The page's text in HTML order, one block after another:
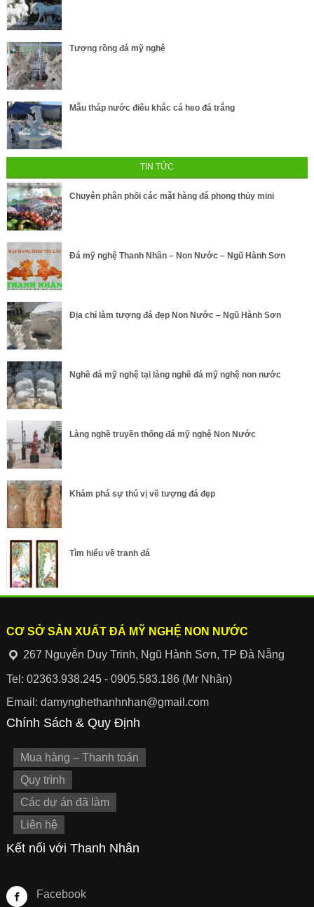
Tượng rồng đá mỹ nghệ
Mẫu tháp nước điêu khắc cá heo đá trắng
TIN TỨC
Chuyên phân phối các mặt hàng đá phong thủy mini
Đá mỹ nghệ Thanh Nhân – Non Nước – Ngũ Hành Sơn
Địa chỉ làm tượng đá đẹp Non Nước – Ngũ Hành Sơn
Nghề đá mỹ nghệ tại làng nghề đá mỹ nghệ non nước
Làng nghề truyền thống đá mỹ nghệ Non Nước
Khám phá sự thú vị về tượng đá đẹp
Tìm hiểu về tranh đá
CƠ SỞ SẢN XUẤT ĐÁ MỸ NGHỆ NON NƯỚC
267 Nguyễn Duy Trinh, Ngũ Hành Sơn, TP Đà Nẵng
Tel: 02363.938.245 - 0905.583.186 (Mr Nhân)
Email: damynghethanhnhan@gmail.com
Chính Sách & Quy Định
Mua hàng – Thanh toán
Quy trình
Các dự án đã làm
Liên hệ
Kết nối với Thanh Nhân
Facebook